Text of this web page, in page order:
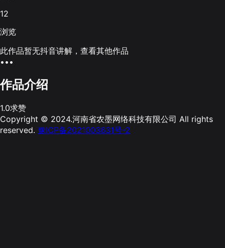
12
浏览
此作品暂无抖音讲解，查看其他作品
•••
作品介绍
1.0求赞
Copyright © 2024.河南省农墨网络科技有限公司 All rights
reserved. 豫ICP备2021003631号-2